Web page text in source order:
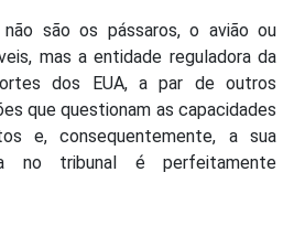
são os pássaros, o avião ou
mas a entidade reguladora da
dos EUA, a par de outros
que questionam as capacidades
e, consequentemente, a sua
no tribunal é perfeitamente